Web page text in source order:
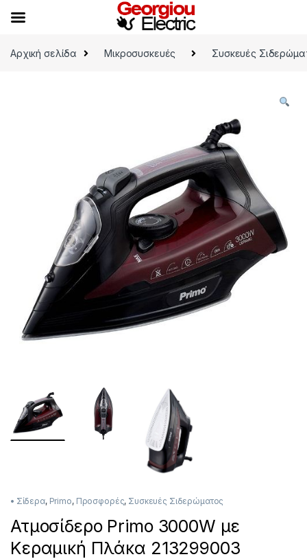
Αρχική σελίδα
Μικροσυσκευές Συσκευές
• Σίδερα, Primo, Προσφορές, Συσκευές Σιδερώματος
Ατμοσίδερο Primo 3000W με
Κεραμική Πλάκα 213299003